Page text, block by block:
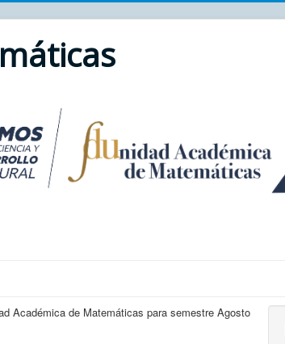
Académica de Matemáticas para semestre Agosto